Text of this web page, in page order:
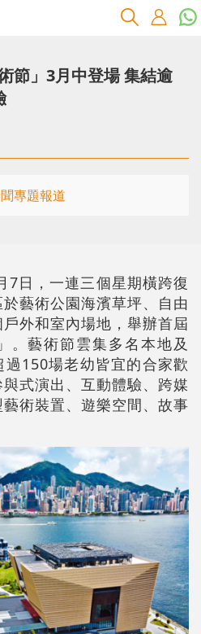
節」3月中登場 集結逾
專題報道
7日，一連三個星期橫跨復
藝術公園海濱草坪、自由
外和室內場地，舉辦首屆
。藝術節雲集多名本地及
150場老幼皆宜的合家歡
式演出、互動體驗、跨媒
術裝置、遊樂空間、故事